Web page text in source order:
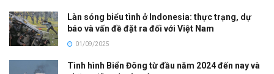
Làn sóng biểu tình ở Indonesia: thực trạng, dự
báo và vấn đề đặt ra đối với Việt Nam
01/09/2025
Tình hình Biển Đông từ đầu năm 2024 đến nay và